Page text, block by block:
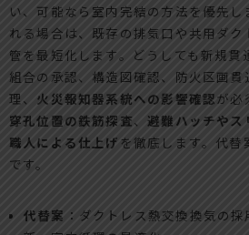
い、可能なら室内完結の方法を優先
れる場合は、既存の排気口や共用ダ
管を最短化します。どうしても新規貫
組合の承認、構造図確認、防火区画
理、 火災報知器系統への影響確認 が必
穿孔位置の鉄筋探査、 避難ハッチやス
職人による仕上げ を徹底します。代替
です。
代替案 ：ダクトレス熱交換換気の